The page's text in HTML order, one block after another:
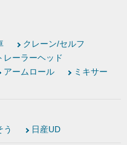
クレーン/セルフ
レーラーヘッド
アームロール
ミキサー
う 日産UD